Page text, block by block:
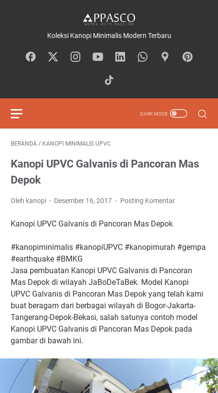
Koleksi Kanopi Minimalis Modern Terbaru
BERANDA / KANOPI MINIMALIS UPVC
Kanopi UPVC Galvanis di Pancoran Mas
Depok
Oleh kanopi Desember 16, 2017 Posting Komentar
Kanopi UPVC Galvanis di Pancoran Mas Depok
#kanopiminimalis #kanopiUPVC #kanopimurah #gempa
#earthquake #BMKG
Jasa pembuatan Kanopi UPVC Galvanis di Pancoran
Mas Depok di wilayah JaBoDeTaBek. Model Kanopi
UPVC Galvanis di Pancoran Mas Depok yang telah kami
buat beragam dari berbagai wilayah di Bogor-Jakarta-
Tangerang-Depok-Bekasi, salah satunya contoh model
Kanopi UPVC Galvanis di Pancoran Mas Depok pada
gambar di bawah ini.